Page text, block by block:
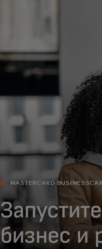
Для всего мира
Для новаторов
Новости и
MASTERCARD
бизнес и